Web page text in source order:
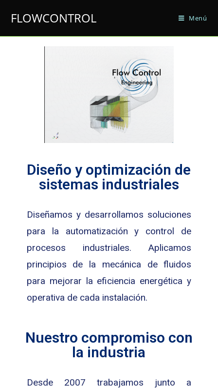
FLOWCONTROL Menú
Diseño y optimización de
sistemas industriales
Diseñamos y desarrollamos soluciones
para la automatización y control de
procesos industriales. Aplicamos
principios de la mecánica de fluidos
para mejorar la eficiencia energética y
operativa de cada instalación.
Nuestro compromiso con
la industria
Desde 2007 trabajamos junto a